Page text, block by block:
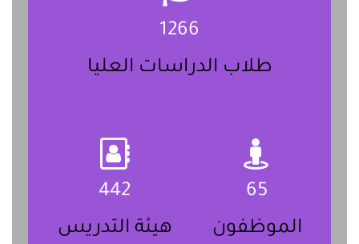
1266
طلاب الدراسات العليا
65
الموظفون
442
هيئة التدريس